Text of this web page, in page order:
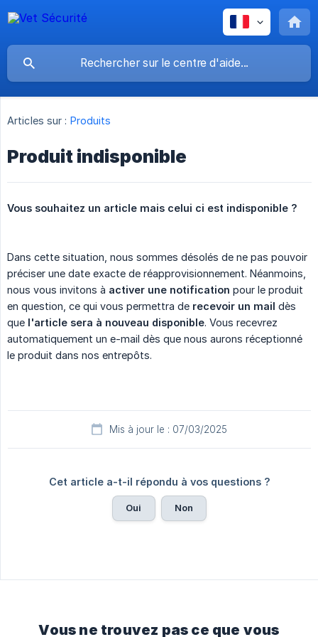
Articles sur : Produits
Produit indisponible
Vous souhaitez un article mais celui ci est indisponible ?
Dans cette situation, nous sommes désolés de ne pas pouvoir
préciser une date exacte de réapprovisionnement. Néanmoins,
nous vous invitons à activer une notification pour le produit
en question, ce qui vous permettra de recevoir un mail dès
que l'article sera à nouveau disponible. Vous recevrez
automatiquement un e-mail dès que nous aurons réceptionné
le produit dans nos entrepôts.
Mis à jour le : 07/03/2025
Cet article a-t-il répondu à vos questions ?
Oui Non
Vous ne trouvez pas ce que vous